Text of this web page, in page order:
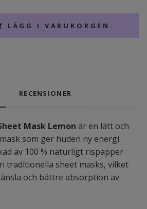
LÄGG I VARUKORGEN
RECENSIONER
Mask Lemon är en lätt och
som ger huden ny energi
av 100 % naturligt rispapper
traditionella sheet masks, vilket
och bättre absorption av